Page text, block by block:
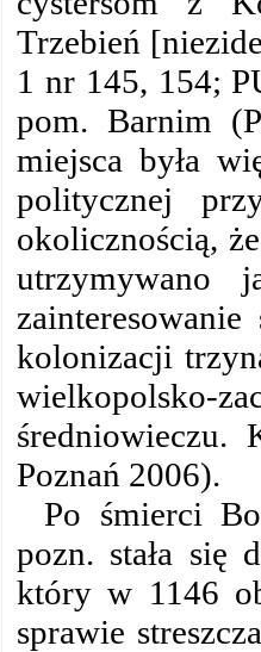
Trzebień
1 nr 145, 154;
pom. Barnim
miejsca była
politycznej
okolicznością,
utrzymywano
kolonizacji
średniowieczu.
Poznań 2006).
Po śmierci
pozn. stała się
który w 1146
sprawie